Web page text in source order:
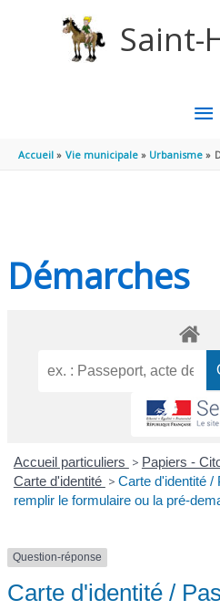
Saint-
Accueil Vie municipale Urbanisme
Démarches
Accueil particuliers > Papiers -
Carte d'identité > Carte d'identité /
remplir le formulaire ou la pré-
Question-réponse
Carte d'identité /